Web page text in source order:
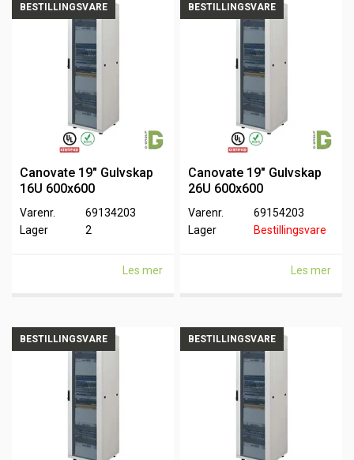
BESTILLINGSVARE
Canovate 19" Gulvskap
16U 600x600
Varenr.
69134203
Lager
2
Les mer
BESTILLINGSVARE
Canovate 19" Gulvskap
26U 600x600
Varenr.
69154203
Lager
Bestillingsvare
Les mer
BESTILLINGSVARE BESTILLINGSVARE